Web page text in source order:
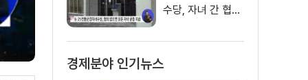
수당, 자녀 간 협의
모든 자녀에게 균
경제분야 인기뉴스